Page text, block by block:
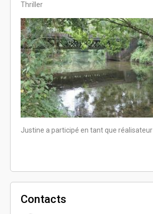
Thriller
Justine a participé en tant que réalisateur
Contacts